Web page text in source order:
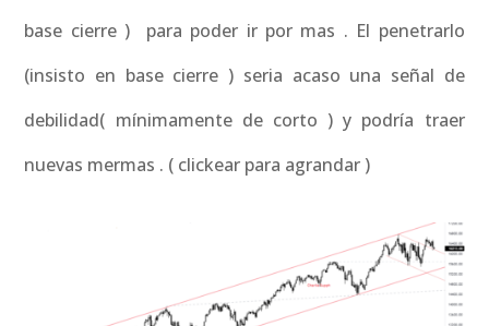
base cierre ) para poder ir por mas . El penetrarlo
(insisto en base cierre ) seria acaso una señal de
debilidad( mínimamente de corto ) y podría traer
nuevas mermas . ( clickear para agrandar )